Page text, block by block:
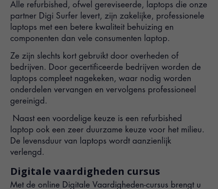
Alle refurbished, ofwel gereviseerde, laptops die onze
partner Digi Surfer levert, zijn zakelijke, professionele
laptops met een betere kwaliteit behuizing en
componenten dan vele consumenten laptop.
Ze zijn slechts kort gebruikt door overheden of
bedrijven. Door gecertificeerde bedrijven worden de
laptops compleet nagekeken, waar nodig worden
onderdelen vervangen en vervolgens professioneel
gereinigd.
Naast een voordelige keuze is een refurbished
laptop ook een zeer duurzame keuze voor het milieu.
De levensduur van laptops wordt aanzienlijk
verlengd.
Digitale vaardigheden cursus
Met de online Digitale Vaardigheden-cursus brengt u